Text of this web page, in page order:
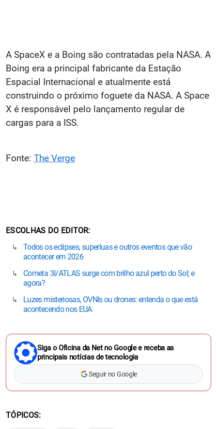
A SpaceX e a Boing são contratadas pela NASA. A
Boing era a principal fabricante da Estação
Espacial Internacional e atualmente está
construindo o próximo foguete da NASA. A Space
X é responsável pelo lançamento regular de
cargas para a ISS.
Fonte: The Verge
ESCOLHAS DO EDITOR
Todos os eclipses, superluas e outros eventos que vão
acontecer em 2026
Cometa 3I/ATLAS surge com brilho azul perto do Sol; e
agora?
Luzes misteriosas, OVNIs ou drones: entenda o que está
acontecendo nos EUA
Siga o Oficina da Net no Google e receba as
principais notícias de tecnologia
Seguir no Google
TÓPICOS